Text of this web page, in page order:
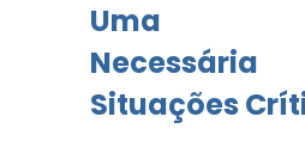
Uma
Situações